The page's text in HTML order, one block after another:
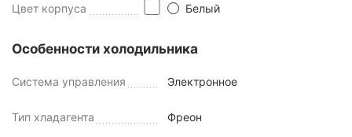
Цвет корпуса Белый
Особенности холодильника
Система управления Электронное
Тип хладагента Фреон